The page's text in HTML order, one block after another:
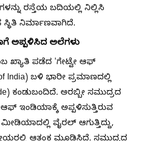
ರಸ್ತೆಯ ಬದಿಯಲ್ಲಿ ನಿಲ್ಲಿಸಿ
ನಿರ್ಮಾಣವಾಗಿದೆ.
ಅಪ್ಪಳಿಸಿದ ಅಲೆಗಳು
ಖ್ಯಾತಿ ಪಡೆದ 'ಗೇಟ್ವೇ ಆಫ್
India) ಬಳಿ ಭಾರೀ ಪ್ರಮಾಣದಲ್ಲಿ
ಕಂಡುಬಂದಿದೆ. ಅರಬ್ಬೀ ಸಮುದ್ರದ
ಇಂಡಿಯಾಕ್ಕೆ ಅಪ್ಪಳಿಸುತ್ತಿರುವ
ವೈರಲ್‌ ಆಗುತ್ತಿದ್ದು,